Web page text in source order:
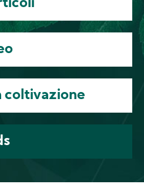
coltivazione